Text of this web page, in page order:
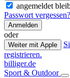
angemeldet
Passwort vergessen?
Anmelden
oder
Weiter mit Apple
registrieren.
billiger.de
Sport & Outdoor